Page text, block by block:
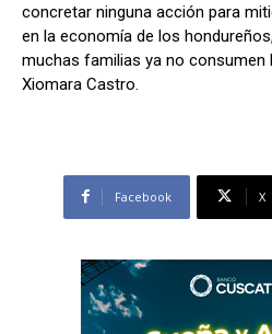
concretar ninguna acción para
en la economía de los
muchas familias ya no consumen
Xiomara Castro.
Facebook X